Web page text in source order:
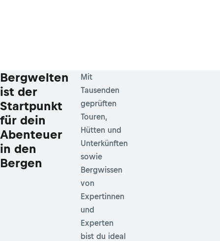
Bergwelten
ist der
Startpunkt
für dein
Abenteuer
in den
Bergen
Mit
Tausenden
geprüften
Touren,
Hütten und
Unterkünften
sowie
Bergwissen
von
Expertinnen
und
Experten
bist du ideal